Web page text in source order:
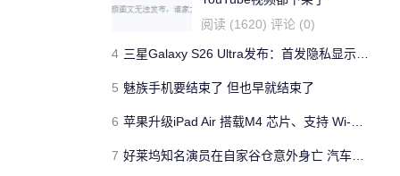
阅读 (1620) 评论 (0)
4 三星Galaxy S26 Ultra发布：首发隐私显示屏、骁龙 8 Elite Gen 5与60W闪充
5 魅族手机要结束了 但也早就结束了
6 苹果升级iPad Air 搭载M4 芯片、支持 Wi‑Fi 7 售价不变
7 好莱坞知名演员在自家谷仓意外身亡 汽车搭电时突然自燃